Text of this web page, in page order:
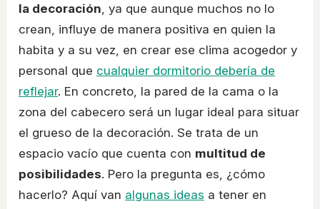
la decoración , ya que aunque muchos no lo
crean, influye de manera positiva en quien la
habita y a su vez, en crear ese clima acogedor y
personal que cualquier dormitorio debería de
reflejar. En concreto, la pared de la cama o la
zona del cabecero será un lugar ideal para situar
el grueso de la decoración. Se trata de un
espacio vacío que cuenta con multitud de
posibilidades. Pero la pregunta es, ¿cómo
hacerlo? Aquí van algunas ideas a tener en